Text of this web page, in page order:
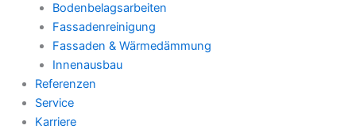
Bodenbelagsarbeiten
Fassadenreinigung
Fassaden & Wärmedämmung
Innenausbau
Referenzen
Service
Karriere